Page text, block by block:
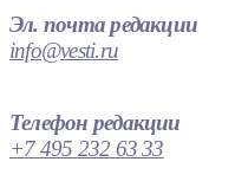
Эл. почта редакции
info@vesti.ru
Телефон редакции
+7 495 232 63 33